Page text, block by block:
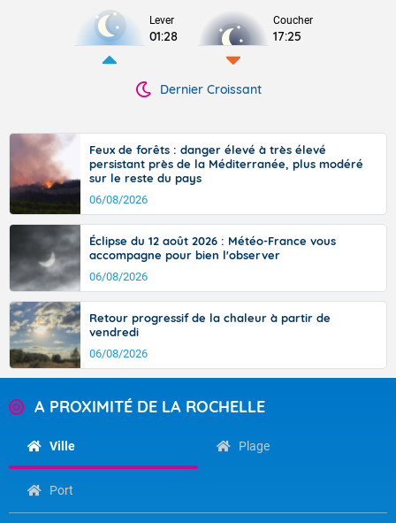
Lever
01:28
Coucher
17:25
Dernier Croissant
Feux de forêts : danger élevé à très élevé
persistant près de la Méditerranée, plus modéré
sur le reste du pays
06/08/2026
Éclipse du 12 août 2026 : Météo-France vous
accompagne pour bien l'observer
06/08/2026
Retour progressif de la chaleur à partir de
vendredi
06/08/2026
A PROXIMITÉ DE LA ROCHELLE
Ville Plage
Port